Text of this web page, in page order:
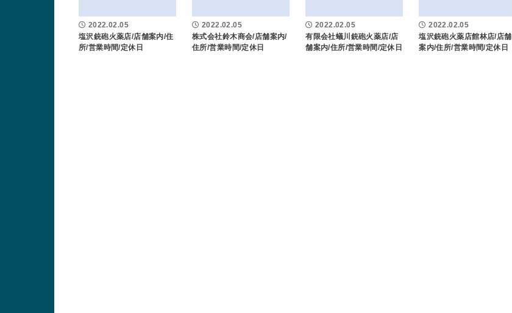
2022.02.05
塩沢銃砲火薬店/店舗案内/住
所/営業時間/定休日
2022.02.05
株式会社鈴木商会/店舗案内/
住所/営業時間/定休日
2022.02.05
有限会社蟻川銃砲火薬店/店
舗案内/住所/営業時間/定休日
2022.02.05
塩沢銃砲火薬店館林店/店舗
案内/住所/営業時間/定休日